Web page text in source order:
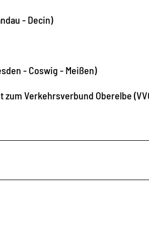
- Decin)
- Coswig - Meißen)
Verkehrsverbund Oberelbe